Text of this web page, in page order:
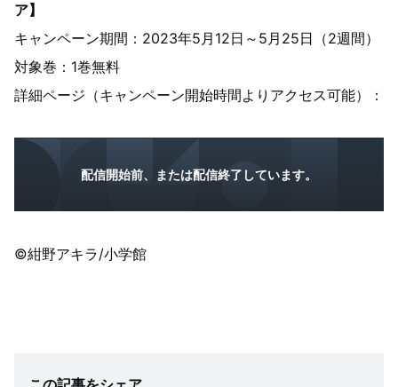
ア】
キャンペーン期間：2023年5月12日～5月25日（2週間）
対象巻：1巻無料
詳細ページ（キャンペーン開始時間よりアクセス可能）：
配信開始前、または配信終了しています。
©紺野アキラ/小学館